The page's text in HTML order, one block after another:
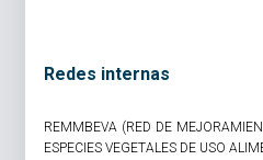
Redes internas
REMMBEVA (RED DE
ESPECIES VEGETALES DE USO